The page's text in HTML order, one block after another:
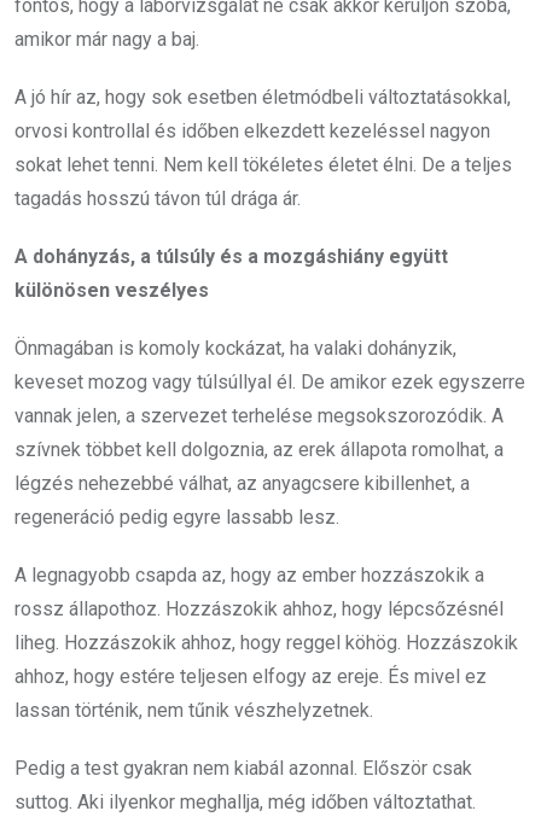
fontos, hogy a laborvizsgálat ne csak akkor kerüljön szóba,
amikor már nagy a baj.
A jó hír az, hogy sok esetben életmódbeli változtatásokkal,
orvosi kontrollal és időben elkezdett kezeléssel nagyon
sokat lehet tenni. Nem kell tökéletes életet élni. De a teljes
tagadás hosszú távon túl drága ár.
A dohányzás, a túlsúly és a mozgáshiány együtt
különösen veszélyes
Önmagában is komoly kockázat, ha valaki dohányzik,
keveset mozog vagy túlsúllyal él. De amikor ezek egyszerre
vannak jelen, a szervezet terhelése megsokszorozódik. A
szívnek többet kell dolgoznia, az erek állapota romolhat, a
légzés nehezebbé válhat, az anyagcsere kibillenhet, a
regeneráció pedig egyre lassabb lesz.
A legnagyobb csapda az, hogy az ember hozzászokik a
rossz állapothoz. Hozzászokik ahhoz, hogy lépcsőzésnél
liheg. Hozzászokik ahhoz, hogy reggel köhög. Hozzászokik
ahhoz, hogy estére teljesen elfogy az ereje. És mivel ez
lassan történik, nem tűnik vészhelyzetnek.
Pedig a test gyakran nem kiabál azonnal. Először csak
suttog. Aki ilyenkor meghallja, még időben változtathat.